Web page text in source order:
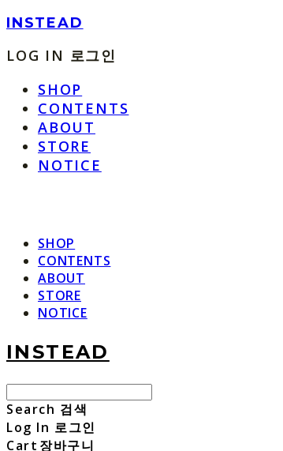
INSTEAD
LOG IN 로그인
SHOP
CONTENTS
ABOUT
STORE
NOTICE
SHOP
CONTENTS
ABOUT
STORE
NOTICE
INSTEAD
Search 검색
Log In 로그인
Cart 장바구니